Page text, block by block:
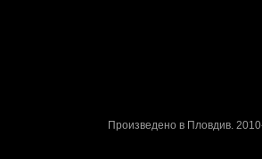
Произведено в Пловдив.